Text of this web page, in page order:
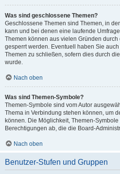
Was sind geschlossene Themen?
Geschlossene Themen sind Themen, in
kann und bei denen eine laufende
Themen können aus vielen Gründen
gesperrt werden. Eventuell haben Sie
Themen zu schließen, sofern dies durch
wurde.
Nach oben
Was sind Themen-Symbole?
Themen-Symbole sind vom Autor
Thema in Verbindung stehen können, um
können. Die Möglichkeit, Themen-
Berechtigungen ab, die die Board-
Nach oben
Benutzer-Stufen und Gruppen